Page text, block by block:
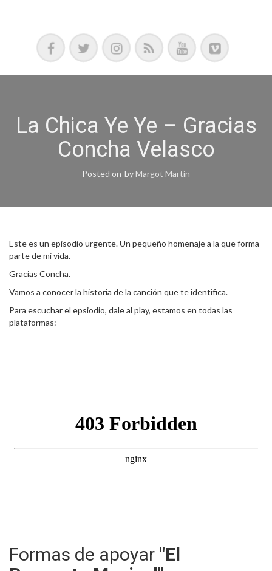
La Chica Ye Ye – Gracias
Concha Velasco
Posted on byMargot Martín
Este es un episodio urgente. Un pequeño homenaje a la que forma
parte de mi vida.
Gracias Concha.
Vamos a conocer la historia de la canción que te identifica.
Para escuchar el epsiodio, dale al play, estamos en todas las
plataformas:
Formas de apoyar "El